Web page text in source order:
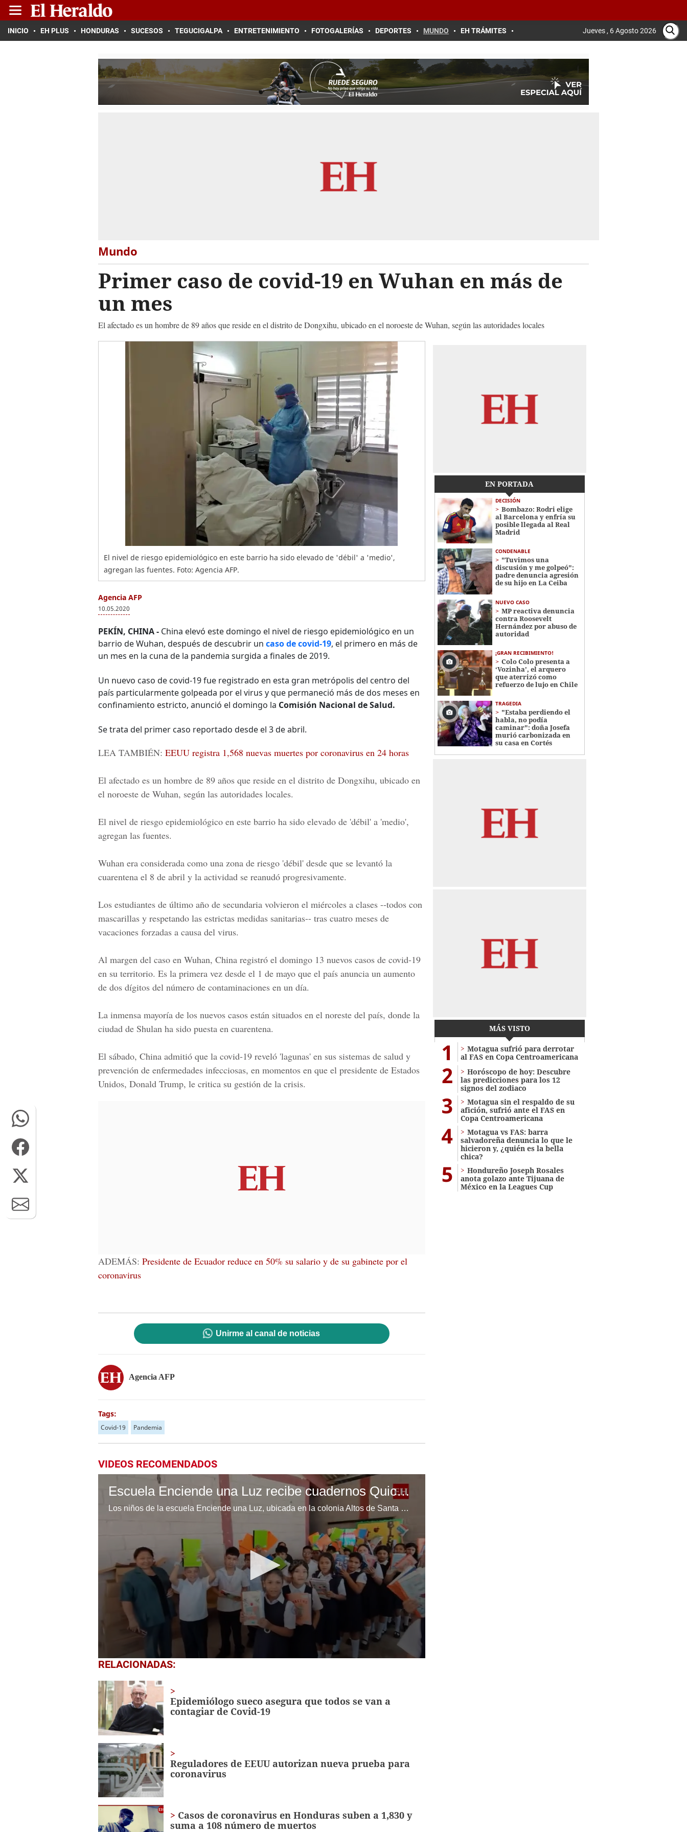
INICIO EH PLUS HONDURAS SUCESOS TEGUCIGALPA ENTRETENIMIENTO FOTOGALERÍAS DEPORTES MUNDO EH TRÁMITES Jueves , 6 Agosto 2026
Mundo
Primer caso de covid-19 en Wuhan en más de
un mes
El afectado es un hombre de 89 años que reside en el distrito de Dongxihu, ubicado en el noroeste de Wuhan, según las autoridades locales
El nivel de riesgo epidemiológico en este barrio ha sido elevado de 'débil' a 'medio',
agregan las fuentes. Foto: Agencia AFP.
Agencia AFP
10.05.2020
PEKÍN, CHINA - China elevó este domingo el nivel de riesgo epidemiológico en un
barrio de Wuhan, después de descubrir un caso de covid-19, el primero en más de
un mes en la cuna de la pandemia surgida a finales de 2019.
Un nuevo caso de covid-19 fue registrado en esta gran metrópolis del centro del
país particularmente golpeada por el virus y que permaneció más de dos meses en
confinamiento estricto, anunció el domingo la Comisión Nacional de Salud.
Se trata del primer caso reportado desde el 3 de abril.
LEA TAMBIÉN: EEUU registra 1,568 nuevas muertes por coronavirus en 24 horas
El afectado es un hombre de 89 años que reside en el distrito de Dongxihu, ubicado en
el noroeste de Wuhan, según las autoridades locales.
El nivel de riesgo epidemiológico en este barrio ha sido elevado de 'débil' a 'medio',
agregan las fuentes.
Wuhan era considerada como una zona de riesgo 'débil' desde que se levantó la
cuarentena el 8 de abril y la actividad se reanudó progresivamente.
Los estudiantes de último año de secundaria volvieron el miércoles a clases --todos con
mascarillas y respetando las estrictas medidas sanitarias-- tras cuatro meses de
vacaciones forzadas a causa del virus.
Al margen del caso en Wuhan, China registró el domingo 13 nuevos casos de covid-19
en su territorio. Es la primera vez desde el 1 de mayo que el país anuncia un aumento
de dos dígitos del número de contaminaciones en un día.
La inmensa mayoría de los nuevos casos están situados en el noreste del país, donde la
ciudad de Shulan ha sido puesta en cuarentena.
El sábado, China admitió que la covid-19 reveló 'lagunas' en sus sistemas de salud y
prevención de enfermedades infecciosas, en momentos en que el presidente de Estados
Unidos, Donald Trump, le critica su gestión de la crisis.
ADEMÁS: Presidente de Ecuador reduce en 50% su salario y de su gabinete por el
coronavirus
Unirme al canal de noticias
Agencia AFP
Tags:
Covid-19 Pandemia
VIDEOS RECOMENDADOS
Escuela Enciende una Luz recibe cuadernos Quick, gracias a la Maratón del Saber
Los niños de la escuela Enciende una Luz, ubicada en la colonia Altos de Santa Rosa, al sur de Tegucigalpa, recibieron cuadernos Quick como parte de la Campaña Maratón del Saber.
0
seconds
1
minute,
56
seconds
Volume
0%
RELACIONADAS:
Epidemiólogo sueco asegura que todos se van a
contagiar de Covid-19
Reguladores de EEUU autorizan nueva prueba para
coronavirus
Casos de coronavirus en Honduras suben a 1,830 y
suma a 108 número de muertos
EN PORTADA
DECISIÓN
Bombazo: Rodri elige
al Barcelona y enfría su
posible llegada al Real
Madrid
CONDENABLE
"Tuvimos una
discusión y me golpeó":
padre denuncia agresión
de su hijo en La Ceiba
NUEVO CASO
MP reactiva denuncia
contra Roosevelt
Hernández por abuso de
autoridad
¡GRAN RECIBIMIENTO!
Colo Colo presenta a
‘Vozinha’, el arquero
que aterrizó como
refuerzo de lujo en Chile
TRAGEDIA
"Estaba perdiendo el
habla, no podía
caminar": doña Josefa
murió carbonizada en
su casa en Cortés
MÁS VISTO
1
Motagua sufrió para derrotar
al FAS en Copa Centroamericana
2
Horóscopo de hoy: Descubre
las predicciones para los 12
signos del zodiaco
3
Motagua sin el respaldo de su
afición, sufrió ante el FAS en
Copa Centroamericana
4
Motagua vs FAS: barra
salvadoreña denuncia lo que le
hicieron y, ¿quién es la bella
chica?
5
Hondureño Joseph Rosales
anota golazo ante Tijuana de
México en la Leagues Cup